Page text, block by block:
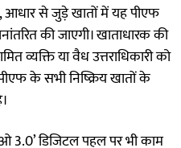
आधार से जुड़े खातों में यह पीएफ
की जाएगी। खाताधारक की
व्यक्ति या वैध उत्तराधिकारी को
के सभी निष्क्रिय खातों के
डिजिटल पहल पर भी काम